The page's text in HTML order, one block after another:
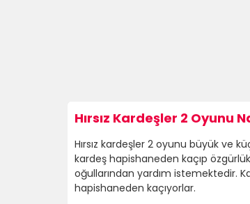
Hırsız Kardeşler 2 Oyunu
Hırsız kardeşler 2 oyunu büyük ve
kardeş hapishaneden kaçıp
oğullarından yardım istemektedir.
hapishaneden kaçıyorlar.